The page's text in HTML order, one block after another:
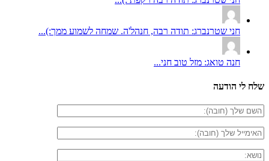
חני שטרנברג: תודה רבה, חנהל'ה. שמחה לשמוע ממך:)...
חנה טואג: מזל טוב חני...
שלח לי הודעה